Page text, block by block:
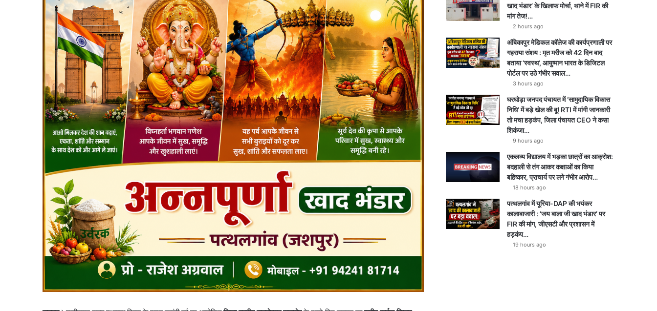
खाद भंडार’ के खिलाफ मोर्चा, थाने में FIR की
मांग तेज!…
2 hours ago
अंबिकापुर मेडिकल कॉलेज की कार्यप्रणाली पर
गहराया संशय : मृत मरीज को 42 दिन बाद
बताया ‘स्वस्थ’, आयुष्मान भारत के डिजिटल
पोर्टल पर उठे गंभीर सवाल…
3 hours ago
घरघोड़ा जनपद पंचायत में ‘सामुदायिक विकास
निधि’ में बड़े खेल की बू! RTI में मांगी जानकारी
तो मचा हड़कंप, जिला पंचायत CEO ने कसा
शिकंजा…
9 hours ago
एकलव्य विद्यालय में भड़का छात्रों का आक्रोश:
बदहाली से तंग आकर कक्षाओं का किया
बहिष्कार, प्राचार्य पर लगे गंभीर आरोप…
18 hours ago
पत्थलगांव में यूरिया-DAP की भयंकर
कालाबाजारी : ‘जय बाला जी खाद भंडार’ पर
FIR की मांग, जीएसटी और प्रशासन में
हड़कंप…
19 hours ago